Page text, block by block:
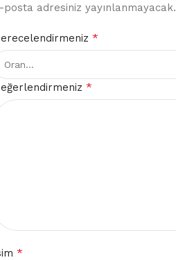
posta adresiniz yayınlanmayacak.
*
*
*